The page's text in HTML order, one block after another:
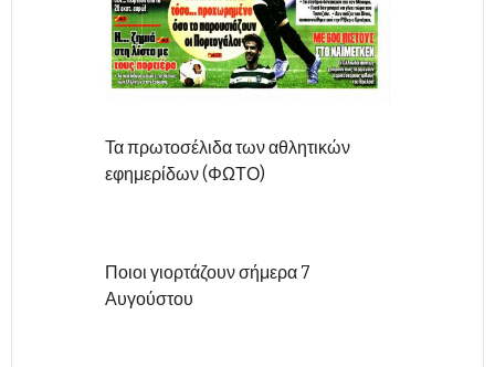
Τα πρωτοσέλιδα των αθλητικών
εφημερίδων (ΦΩΤΟ)
Ποιοι γιορτάζουν σήμερα 7
Αυγούστου